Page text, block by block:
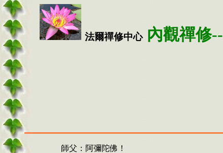
法爾禪修中心內觀禪修--
師父：阿彌陀佛！